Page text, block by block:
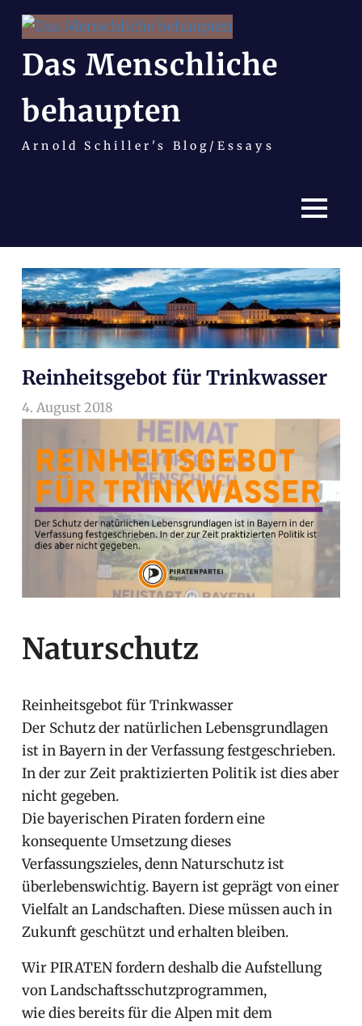
Inhalt
springen
Das Menschliche
behaupten
Arnold Schiller's Blog/Essays
MENÜ
Reinheitsgebot für Trinkwasser
4. August 2018
Naturschutz
Reinheitsgebot für Trinkwasser
Der Schutz der natürlichen Lebensgrundlagen
ist in Bayern in der Verfassung festgeschrieben.
In der zur Zeit praktizierten Politik ist dies aber
nicht gegeben.
Die bayerischen Piraten fordern eine
konsequente Umsetzung dieses
Verfassungszieles, denn Naturschutz ist
überlebenswichtig. Bayern ist geprägt von einer
Vielfalt an Landschaften. Diese müssen auch in
Zukunft geschützt und erhalten bleiben.
Wir PIRATEN fordern deshalb die Aufstellung
von Landschaftsschutzprogrammen,
wie dies bereits für die Alpen mit dem